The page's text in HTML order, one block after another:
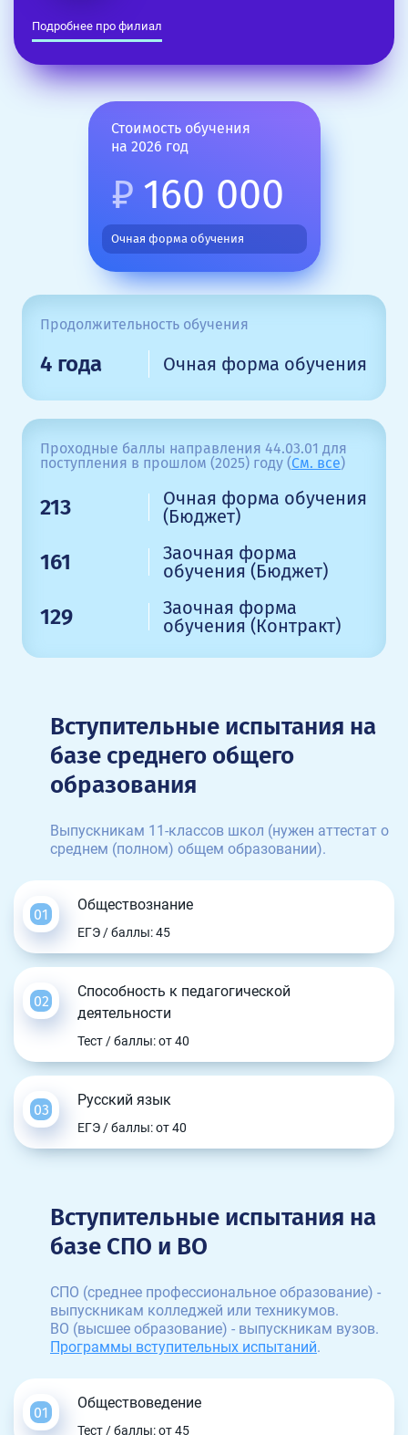
Подробнее про филиал
Стоимость обучения
на 2026 год
₽ 160 000
Очная форма обучения
Продолжительность обучения
4 года Очная форма обучения
Проходные баллы направления 44.03.01 для
поступления в прошлом (2025) году (См. все)
213
Очная форма обучения
(Бюджет)
161
Заочная форма
обучения (Бюджет)
129
Заочная форма
обучения (Контракт)
Вступительные испытания на
базе среднего общего
образования
Выпускникам 11-классов школ (нужен аттестат о
среднем (полном) общем образовании).
Обществознание
ЕГЭ / баллы: 45
Способность к педагогической
деятельности
Тест / баллы: от 40
Русский язык
ЕГЭ / баллы: от 40
Вступительные испытания на
базе СПО и ВО
СПО (среднее профессиональное образование) -
выпускникам колледжей или техникумов.
ВО (высшее образование) - выпускникам вузов.
Программы вступительных испытаний.
Обществоведение
Тест / баллы: от 45